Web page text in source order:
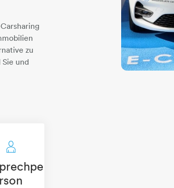
zu
und
person-1
rson